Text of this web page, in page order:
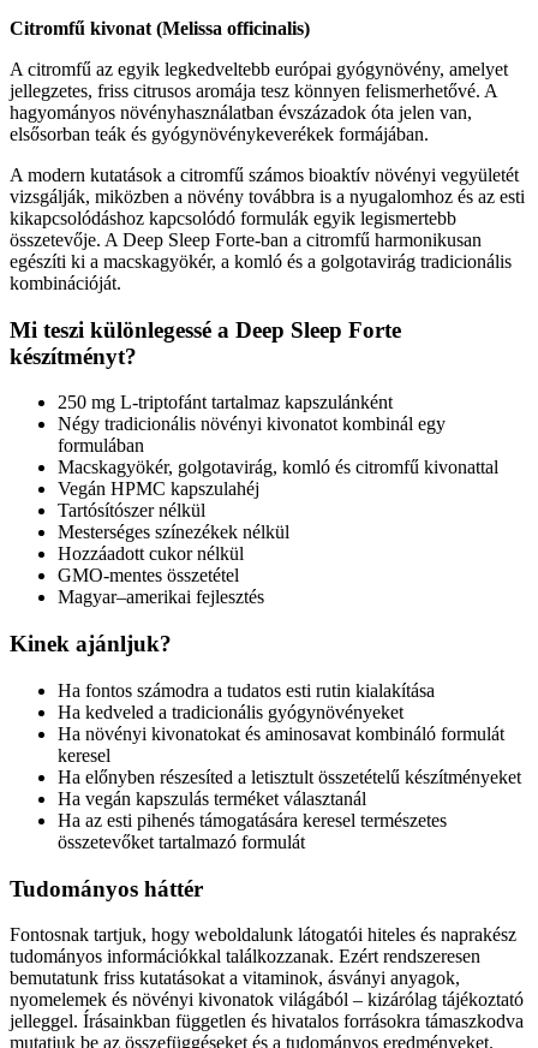
Citromfű kivonat (Melissa officinalis)
A citromfű az egyik legkedveltebb európai gyógynövény, amelyet
jellegzetes, friss citrusos aromája tesz könnyen felismerhetővé. A
hagyományos növényhasználatban évszázadok óta jelen van,
elsősorban teák és gyógynövénykeverékek formájában.
A modern kutatások a citromfű számos bioaktív növényi vegyületét
vizsgálják, miközben a növény továbbra is a nyugalomhoz és az esti
kikapcsolódáshoz kapcsolódó formulák egyik legismertebb
összetevője. A Deep Sleep Forte-ban a citromfű harmonikusan
egészíti ki a macskagyökér, a komló és a golgotavirág tradicionális
kombinációját.
Mi teszi különlegessé a Deep Sleep Forte
készítményt?
250 mg L-triptofánt tartalmaz kapszulánként
Négy tradicionális növényi kivonatot kombinál egy
formulában
Macskagyökér, golgotavirág, komló és citromfű kivonattal
Vegán HPMC kapszulahéj
Tartósítószer nélkül
Mesterséges színezékek nélkül
Hozzáadott cukor nélkül
GMO-mentes összetétel
Magyar–amerikai fejlesztés
Kinek ajánljuk?
Ha fontos számodra a tudatos esti rutin kialakítása
Ha kedveled a tradicionális gyógynövényeket
Ha növényi kivonatokat és aminosavat kombináló formulát
keresel
Ha előnyben részesíted a letisztult összetételű készítményeket
Ha vegán kapszulás terméket választanál
Ha az esti pihenés támogatására keresel természetes
összetevőket tartalmazó formulát
Tudományos háttér
Fontosnak tartjuk, hogy weboldalunk látogatói hiteles és naprakész
tudományos információkkal találkozzanak. Ezért rendszeresen
bemutatunk friss kutatásokat a vitaminok, ásványi anyagok,
nyomelemek és növényi kivonatok világából – kizárólag tájékoztató
jelleggel. Írásainkban független és hivatalos forrásokra támaszkodva
mutatjuk be az összefüggéseket és a tudományos eredményeket.